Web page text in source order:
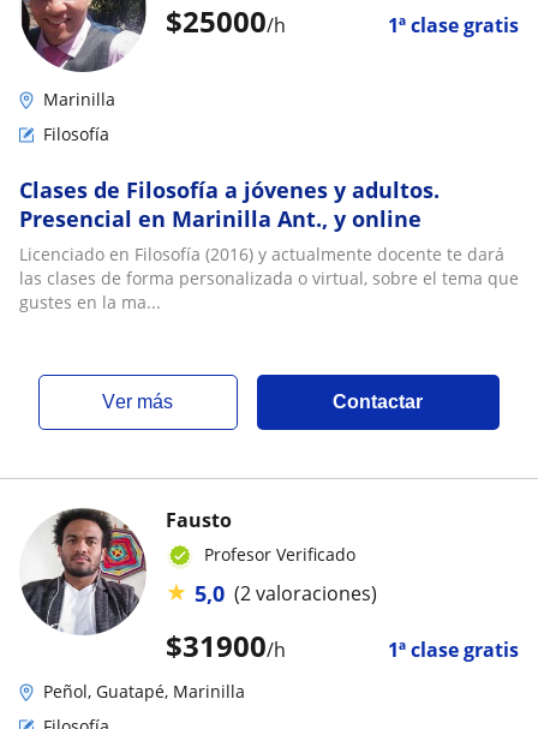
$25000/h 1ª clase gratis
Marinilla
Filosofía
Clases de Filosofía a jóvenes y adultos.
Presencial en Marinilla Ant., y online
Licenciado en Filosofía (2016) y actualmente docente te dará
las clases de forma personalizada o virtual, sobre el tema que
gustes en la ma...
ver más Contactar
$31900/h 1ª clase gratis
Fausto
Profesor Verificado
★ 5,0 (2 valoraciones)
Peñol, Guatapé, Marinilla